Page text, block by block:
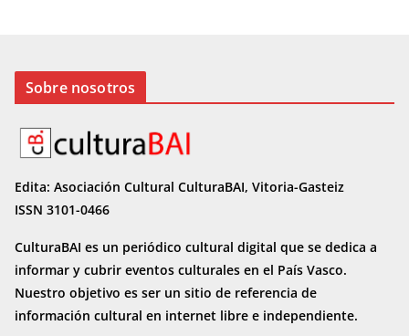
Sobre nosotros
Edita: Asociación Cultural CulturaBAI, Vitoria-Gasteiz
ISSN 3101-0466
CulturaBAI es un periódico cultural digital que se dedica a
informar y cubrir eventos culturales en el País Vasco.
Nuestro objetivo es ser un sitio de referencia de
información cultural en internet libre e independiente.